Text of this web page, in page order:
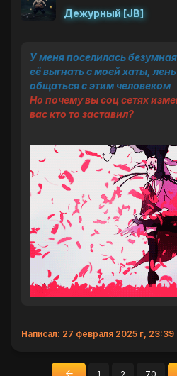
Дежурный [JB]
У меня поселилась
её выгнать с моей хаты,
общаться с этим человеком
Но почему вы соц сетях
вас кто то заставил?
Написал: 27 февраля 2025 г, 23:39